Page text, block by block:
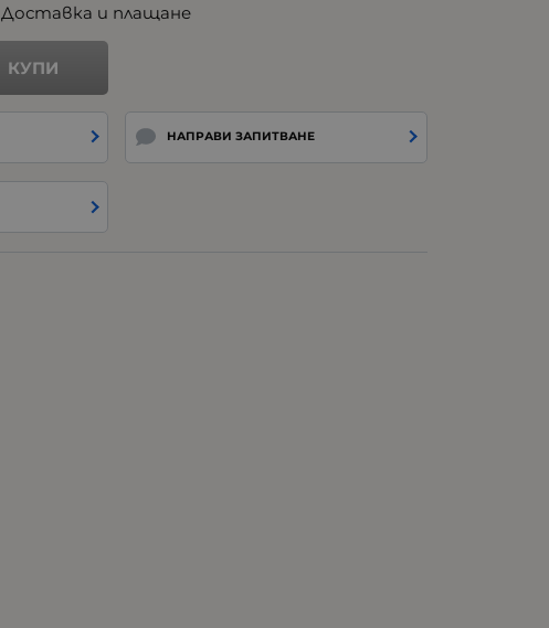
Доставка и плащане
КУПИ
НАПРАВИ ЗАПИТВАНЕ